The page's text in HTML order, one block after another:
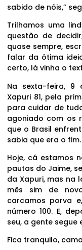
sabido de nóis,”
Trilhamos uma
questão de
quase sempre,
falar da ótima
certo, lá vinha o
Na sexta-feira, 9
Xapuri 81, pela
para cuidar de
agoniado com os
que o Brasil
sabia que era o fim.
Hoje, cá estamos
pautas do Jaime,
da Xapuri, mas na
mês sim de
carcamos porva
número 100. E,
seu, a gente segue
Fica tranquilo,